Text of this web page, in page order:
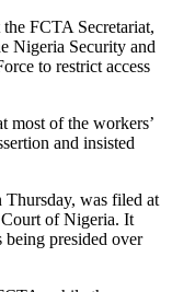
FCTA Secretariat,
Nigeria Security and
to restrict access
most of the workers’
and insisted
Thursday, was filed at
of Nigeria. It
presided over